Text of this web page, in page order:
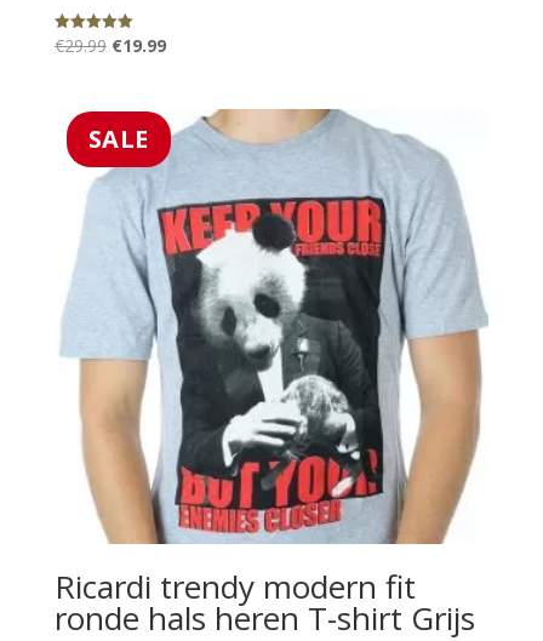
Gewaardeerd
5.00
€29.99 Oorspronkelijke
€29.99.
€19.99Huidige
€19.99.
SALE
Ricardi trendy modern fit
ronde hals heren T-shirt Grijs